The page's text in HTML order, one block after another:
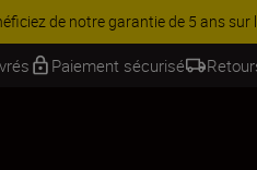
et économisez 15 % sur
Paiement sécurisé